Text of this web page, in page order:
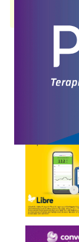
Explorar más
Otros